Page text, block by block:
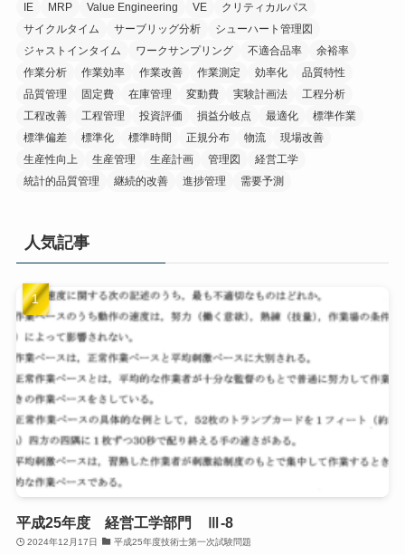
IE MRP Value Engineering VE
クリティカルパス
サイクルタイム
サーブリッグ分析
シューハート管理図
ジャストインタイム
ワークサンプリング 不適合品率
余裕率
作業分析
作業効率 作業改善 作業測定 効率化
品質特性
品質管理
固定費 在庫管理 変動費 実験計画法
工程分析
工程改善
工程管理 投資評価 損益分岐点 最適化
標準作業
標準偏差
標準化 標準時間 正規分布 物流
現場改善
生産性向上
生産管理 生産計画 管理図
経営工学
統計的品質管理
継続的改善 進捗管理 需要予測
人気記事
平成25年度 経営工学部門 Ⅲ-8
2024年12月17日 平成25年度技術士第一次試験問題